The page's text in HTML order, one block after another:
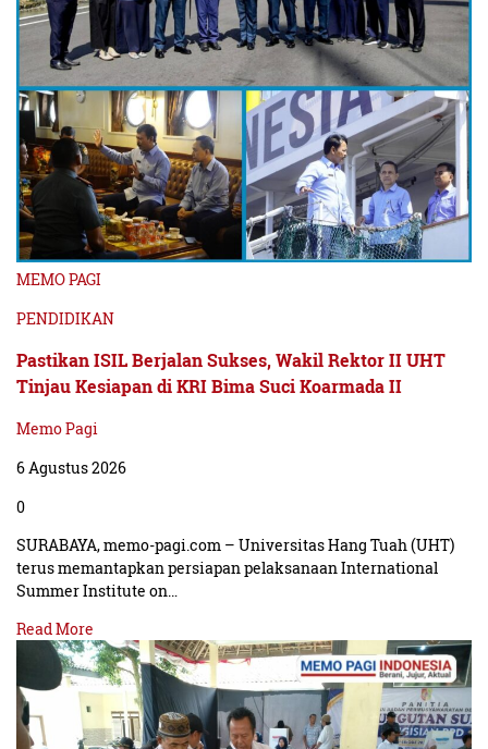
MEMO PAGI
PENDIDIKAN
Pastikan ISIL Berjalan Sukses, Wakil Rektor II UHT
Tinjau Kesiapan di KRI Bima Suci Koarmada II
Memo Pagi
6 Agustus 2026
0
SURABAYA, memo-pagi.com – Universitas Hang Tuah (UHT)
terus memantapkan persiapan pelaksanaan International
Summer Institute on…
Read More